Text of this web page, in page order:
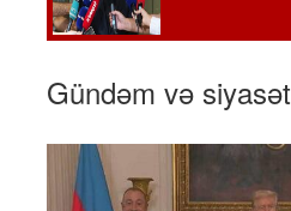
Gündəm və siyasət